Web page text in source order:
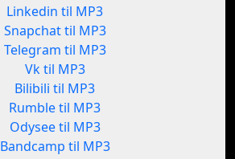
Linkedin til MP3
Snapchat til MP3
Telegram til MP3
Vk til MP3
Bilibili til MP3
Rumble til MP3
Odysee til MP3
Bandcamp til MP3